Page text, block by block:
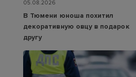
05.08.2026
В Тюмени юноша похитил
декоративную овцу в подарок
другу